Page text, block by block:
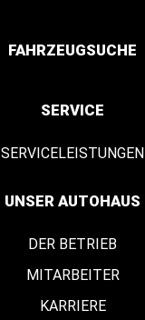
FAHRZEUGSUCHE
SERVICE
SERVICELEISTUNGEN
UNSER AUTOHAUS
DER BETRIEB
MITARBEITER
KARRIERE